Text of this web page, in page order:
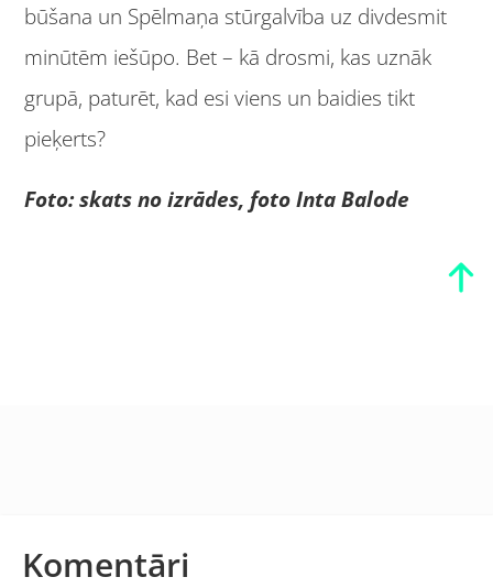
būšana un Spēlmaņa stūrgalvība uz divdesmit
minūtēm iešūpo. Bet – kā drosmi, kas uznāk
grupā, paturēt, kad esi viens un baidies tikt
pieķerts?
Foto: skats no izrādes, foto Inta Balode
Komentāri